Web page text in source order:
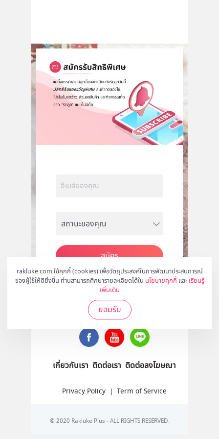
rakluke.com ใช้คุกกี้ (cookies) เพื่อวัตถุประสงค์ในการพัฒนาประสบการณ์
ของผู้ใช้ให้ดียิ่งขึ้น ท่านสามารถศึกษารายละเอียดได้ใน นโยบายคุกกี้ และ เรียนรู้
เพิ่มเติม
ยอมรับ
สมัคร
ติดตามเราได้ที่
เกี่ยวกับเรา ติดต่อเรา ติดต่อลงโฆษณา
Privacy Policy | Term of Service
© 2020 Rakluke Plus - ALL RIGHTS RESERVED.